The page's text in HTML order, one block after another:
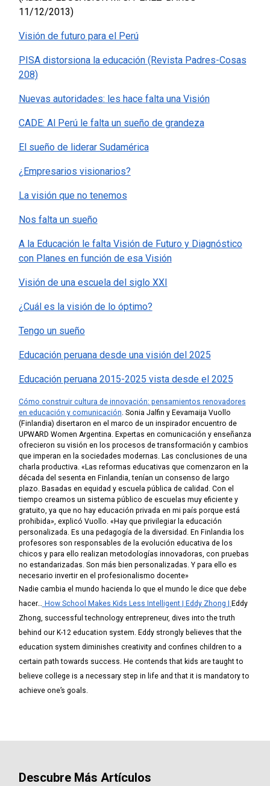
11/12/2013)
Visión de futuro para el Perú
PISA distorsiona la educación (Revista Padres-Cosas
208)
Nuevas autoridades: les hace falta una Visión
CADE: Al Perú le falta un sueño de grandeza
El sueño de liderar Sudamérica
¿Empresarios visionarios?
La visión que no tenemos
Nos falta un sueño
A la Educación le falta Visión de Futuro y Diagnóstico
con Planes en función de esa Visión
Visión de una escuela del siglo XXI
¿Cuál es la visión de lo óptimo?
Tengo un sueño
Educación peruana desde una visión del 2025
Educación peruana 2015-2025 vista desde el 2025
Cómo construir cultura de innovación: pensamientos renovadores
en educación y comunicación. Sonia Jalfin y Eevamaija Vuollo
(Finlandia) disertaron en el marco de un inspirador encuentro de
UPWARD Women Argentina. Expertas en comunicación y enseñanza
ofrecieron su visión en los procesos de transformación y cambios
que imperan en la sociedades modernas. Las conclusiones de una
charla productiva. «Las reformas educativas que comenzaron en la
década del sesenta en Finlandia, tenían un consenso de largo
plazo. Basadas en equidad y escuela pública de calidad. Con el
tiempo creamos un sistema público de escuelas muy eficiente y
gratuito, ya que no hay educación privada en mi país porque está
prohibida», explicó Vuollo. «Hay que privilegiar la educación
personalizada. Es una pedagogía de la diversidad. En Finlandia los
profesores son responsables de la evolución educativa de los
chicos y para ello realizan metodologías innovadoras, con pruebas
no estandarizadas. Son más bien personalizadas. Y para ello es
necesario invertir en el profesionalismo docente»
Nadie cambia el mundo hacienda lo que el mundo le dice que debe
hacer… How School Makes Kids Less Intelligent | Eddy Zhong |
Eddy
Zhong, successful technology entrepreneur, dives into the truth
behind our K-12 education system. Eddy strongly believes that the
education system diminishes creativity and confines children to a
certain path towards success. He contends that kids are taught to
believe college is a necessary step in life and that it is mandatory to
achieve one’s goals.
Descubre Más Artículos